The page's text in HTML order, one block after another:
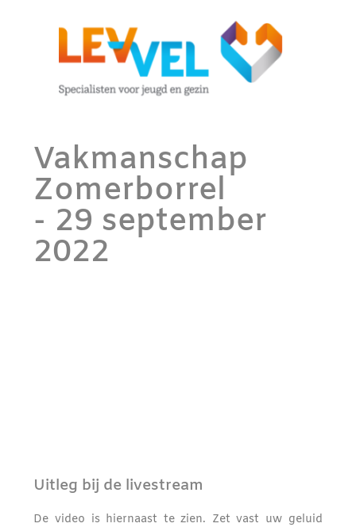
Vakmanschap
Zomerborrel
- 29 september
2022
Uitleg bij de livestream
De video is hiernaast te zien. Zet vast uw geluid